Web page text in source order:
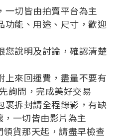
一切皆由拍賣平台為主
功能、用途、尺寸，歡迎
您說明及討論，確認清楚
上來回運費，盡量不要有
詢問，完成美好交易
裹拆封請全程錄影，有缺
一切皆由影片為主
貨那天起，請盡早檢查